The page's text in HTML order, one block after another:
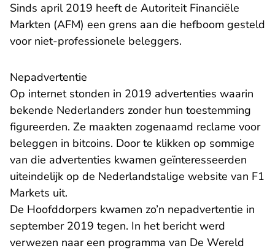
Sinds april 2019 heeft de Autoriteit Financiële
Markten (AFM) een grens aan die hefboom gesteld
voor niet-professionele beleggers.
Nepadvertentie
Op internet stonden in 2019 advertenties waarin
bekende Nederlanders zonder hun toestemming
figureerden. Ze maakten zogenaamd reclame voor
beleggen in bitcoins. Door te klikken op sommige
van die advertenties kwamen geïnteresseerden
uiteindelijk op de Nederlandstalige website van F1
Markets uit.
De Hoofddorpers kwamen zo’n nepadvertentie in
september 2019 tegen. In het bericht werd
verwezen naar een programma van De Wereld